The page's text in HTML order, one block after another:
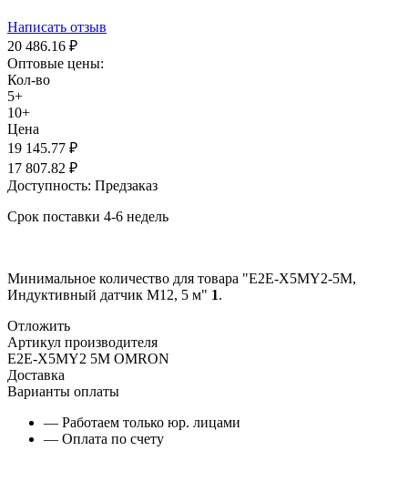
Написать отзыв
20 486.16 ₽
Оптовые цены:
Кол-во
5+
10+
Цена
19 145.77 ₽
17 807.82 ₽
Доступность: Предзаказ
Срок поставки 4-6 недель
Минимальное количество для товара "E2E-X5MY2-5M,
Индуктивный датчик M12, 5 м" 1.
Отложить
Артикул производителя
E2E-X5MY2 5M OMRON
Доставка
Варианты оплаты
— Работаем только юр. лицами
— Оплата по счету